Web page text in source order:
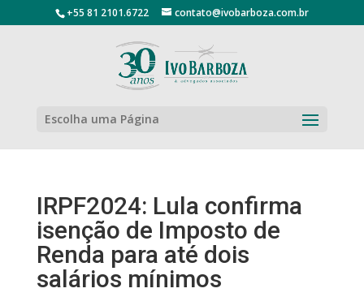
+55 81 2101.6722 contato@ivobarboza.com.br
Escolha uma Página
IRPF2024: Lula confirma
isenção de Imposto de
Renda para até dois
salários mínimos